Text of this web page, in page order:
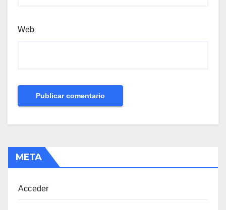
Web
META
Acceder